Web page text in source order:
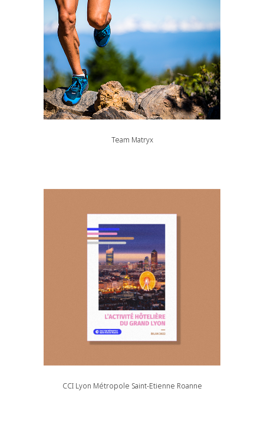
Team Matryx
CCI Lyon Métropole Saint-Etienne Roanne